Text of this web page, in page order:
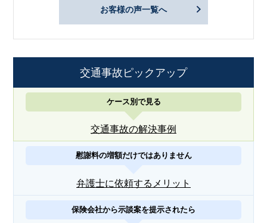
お客様の声一覧へ
交通事故ピックアップ
ケース別で見る
交通事故の解決事例
慰謝料の増額だけではありません
弁護士に依頼するメリット
保険会社から示談案を提示されたら